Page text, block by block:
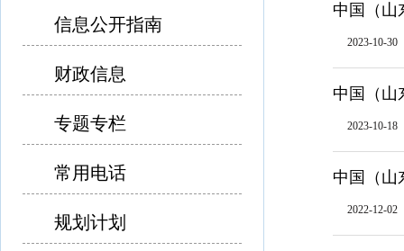
信息公开指南
财政信息
专题专栏
常用电话
规划计划
中国（山
2023-10-30
中国（山
2023-10-18
中国（山
2022-12-02